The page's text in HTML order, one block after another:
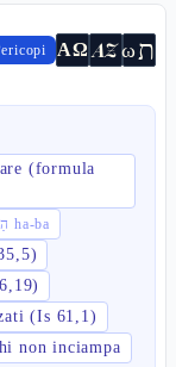
ΑΩ AZωת
(formula
הַבָּא ha-ba
(Is 61,1)
non inciampa